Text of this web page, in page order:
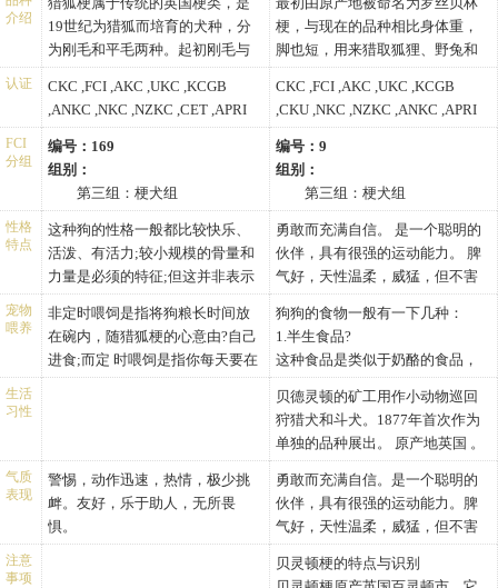
孔,不过，从毛色与狐狸相似的事
有屡次击毙猎狐梗的事发生。同
时，也能要求能象猎犬处理任务
一样的teria，Hound被配置三种颜
色毛的诞生，变成了更加与其它
的teria被混血的钢毛类型。1862
年被伯明翰的展览展出了,不过，
一般认为这个时候的狗是sumusu·
类型的猎狐用小犬。1876年俱乐
部被设立了之后改良显著地前
进，进入20世纪变成了全世界的
受欢迎狗种。
直到19世纪70年代，硬毛猎狐梗
犬才出现在展览会上，这种硬毛
犬比其20年后它们平滑毛的堂兄
弟姐妹更受欢迎。它们已成为一
一流的英国犬。
迪丁蒙梗等犬种混血后，改良出
如此身高、美丽、快速敏捷的犬
种，并保持原有的活力及耐力性
格。贝德灵顿的矿工用作小动物
巡回狩猎犬和斗犬。1877年首次
作为单独的品种展出。现在它是
很好的城市家庭犬和以吠叫报警
的看家犬。
介绍
19世纪为猎狐而培育的犬种，分
为刚毛和平毛两种。起初刚毛与
平毛被划属为同一犬种，直至
1984年才分别独立。刚毛猎狐梗
除
了毛皮浓密粗糙之外，在其他方
面和平毛种完全相同。虽然平毛
种要比刚毛种早20年出现在犬展
中，但后来刚毛种的受欢迎程度
超过了平毛种。平毛种猎狐的毛
皮几乎不需要额外照料，刚毛种
每年需要剪4次毛。
猎狐梗身上的白毛是专门培育
的，为了对付狐狸，更是为了自
我保护。因为当梗犬从土坑里爬
出来时，往往全身沾满泥土，因
击。为了避免这种混淆，育种专
家将梗与猎狐犬配种，于是产生
了白色被毛。
梗，与现在的品种相比身体重，
脚也短，用来猎取狐狸、野兔和
獾。据说1825年与贝德灵顿的一
只母犬交配生产出了贝德灵顿
梗。
18世纪末到19世纪初，与惠比特
犬、丹迪丁蒙梗等犬种混血后，
改良出如此身高、美丽、快速敏
捷的犬种，并保持原有的活力及
耐力性格。
认证
CKC ,FCI ,AKC ,UKC ,KCGB
,ANKC ,NKC ,NZKC ,CET ,APRI
,ACR ,CKU
CKC ,FCI ,AKC ,UKC ,KCGB
,CKU ,NKC ,NZKC ,ANKC ,APRI
,ACR
FCI
分组
编号：169
组别：
第三组：梗犬组
身高：
雄性刚毛猎狐梗肩高14.2-
16.2英寸（36.0-41.0厘米）
雌性刚毛猎狐梗肩高13.0-
15.0英寸（33.0-38.0厘米）
体重：
雄性刚毛猎狐梗体重15.4-
19.8磅（7.0-9.0公斤）
头骨：头骨顶线几乎是平
的，稍稍倾斜，朝眼部方向
鼻子：黑色。
编号：9
组别：
第三组：梗犬组
身高：
雄性贝灵顿梗肩高16.2-16.9
英寸（41.0-43.0厘米）
雌性贝灵顿梗肩高15.0-16.2
英寸（38.0-41.0厘米）
体重：
雄性贝灵顿梗体重18.1-22.9
磅（8.2-10.4公斤）
雌性贝灵顿梗体重18.1-22.9
磅（8.2-10.4公斤）
头部：
头部：头上长有大量的头
髻，几乎全是白色。
头骨：狭窄，但是纵深且
圆。
鼻子：鼻孔大，轮廓清晰。
性格
特点
这种狗的性格一般都比较快乐、
活泼、有活力;较小规模的骨量和
力量是必须的特征;但这并非表示
猎狐梗是一种傻狗，或有任何粗
糙的地方——其实，速度与耐力
与力量一样重要，而且猎狐梗在
猎狐类猎犬中，是匀称性的典
许多种地形，而且后背短，就象
后面描述的那样。对这种梗而
言，重量不作为一种重要指标，
而形状、大小和轮廓对其工作而
勇敢而充满自信。 是一个聪明的
伙伴，具有很强的运动能力。 脾
气好，天性温柔，威猛，但不害
羞或紧张。 睡眠时温和，但醒来
时却勇气实足。
贝灵顿梗大胆、强健、敏捷，外
形酷似小绵羊，但性格不像小绵
羊，有一颗狮子般的心。一直被
用来驱除小害兽，猎水獭、狐狸
等。性格与美丽的外表极不相
似，争斗心强，是具有强韧下颚
的品种。贝灵顿梗保留着较强的
心理刺激的需要，若缺乏足够的
运动，可能对它是致命的。一般
适合小孩，适合城市生活，既能
适应炎热的天气也能适应寒冷的
宠物
喂养
非定时喂饲是指将狗粮长时间放
在碗内，随猎狐梗的心意由?自己
进食;而定 时喂饲是指你每天要在
指定时间内喂饲小猎狐梗，过了
小猎狐梗，有助於将 来的家庭训
练。 有不少养狗专家更建议，勿
在狗儿一岁前以公用处方喂饲狗
只。 有时幼犬在成长的首两个
狗狗的食物一般有一下几种：
1.半生食品?
这种食品是类似于奶酪的食品，
热卡量是罐装食品的3倍。但是碳
水化合物的含量多，有糖尿病的
犬不爱吃。和干燥狗粮一样，放
在外一天不会对它的味道有影
响，可以少量喂给馋嘴和年老的
犬只，根据它们的运动量。?
2.家庭食?
对于我们人类来说一顿营养平衡
的丰富的饮食，对于犬来说不一
生活
习性
贝德灵顿的矿工用作小动物巡回
狩猎犬和斗犬。1877年首次作为
单独的品种展出。 原产地英国 。
性格 贝灵顿梗大胆、强健、敏
捷，外形酷似小绵羊，但性格不
像小绵羊，有一颗狮子般的心。
一直被用来驱除小型害兽，猎水
獭、狐狸等。性格与美丽的外表
极不相似，争斗心强，是具有强
气质
表现
警惕，动作迅速，热情，极少挑
衅。友好，乐于助人，无所畏
惧。
勇敢而充满自信。是一个聪明的
伙伴，具有很强的运动能力。脾
气好，天性温柔，威猛，但不害
羞或紧张。睡眠时温和，但醒来
时却勇气十足。
注意
事项
贝灵顿梗的特点与识别